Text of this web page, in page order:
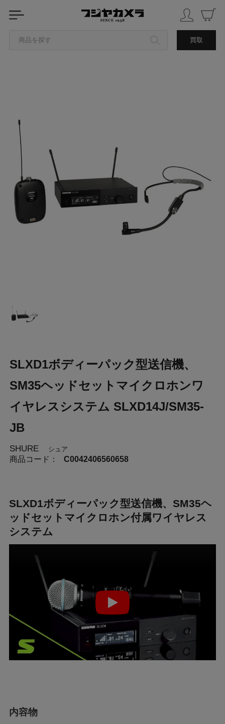
商品を探す 買取
中古品を探す
SLXD1ボディーパック型送信機、
SM35ヘッドセットマイクロホンワ
イヤレスシステム SLXD14J/SM35-
JB
SHURE シュア
商品コード： C0042406560658
SLXD1ボディーパック型送信機、SM35ヘ
ッドセットマイクロホン付属ワイヤレス
システム
内容物